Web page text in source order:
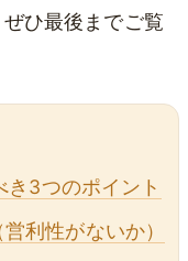
ひ最後までご覧
き3つのポイント
利性がないか）